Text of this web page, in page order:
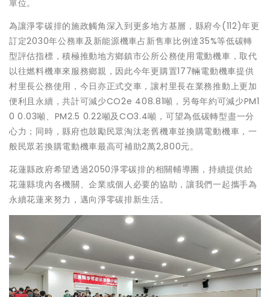
單位。
為讓淨零碳排的施政觸角深入到更多地方基層，縣府今(112)年更
訂定2030年公務車及新能源機車占新售車比例達35%等低碳轉
型評估指標，積極推動地方鄉鎮市公所公務使用電動機車，取代
以往燃料機車來服務鄉親，因此今年更購置177輛電動機車提供
村里長公務使用，今日亦正式交車，讓村里長在業務推動上更加
便利且永續，共計可減少CO2e 408.81噸，另每年約可減少PM1
0 0.03噸、PM2.5 0.22噸及CO3.4噸，可望為低碳轉型盡一分
心力；同時，縣府也鼓勵民眾淘汰老舊機車並換購電動機車，一
般民眾若換購電動機車最高可補助2萬2,800元。
花蓮縣政府希望透過2050淨零碳排的相關輔導團，持續提供給
花蓮縣境內各機關、企業或個人必要的協助，讓我們一起攜手為
永續花蓮來努力，邁向淨零碳排新生活。